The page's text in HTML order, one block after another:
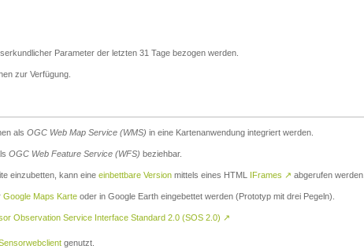
Parameter der letzten 31 Tage bezogen werden.
zur Verfügung.
als OGC Web Map Service (WMS) in eine Kartenanwendung integriert werden.
OGC Web Feature Service (WFS) beziehbar.
einzubetten, kann eine einbettbare Version mittels eines HTML IFrames ↗ abgerufen werden.
Google Maps Karte oder in Google Earth eingebettet werden (Prototyp mit drei Pegeln).
Observation Service Interface Standard 2.0 (SOS 2.0) ↗
genutzt.